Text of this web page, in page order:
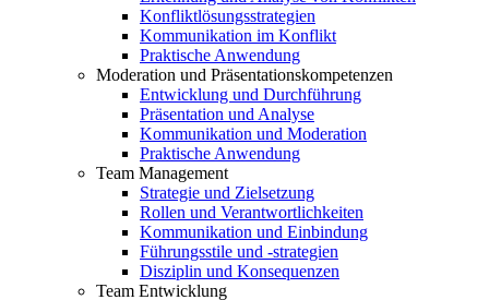
Konfliktlösungsstrategien
Kommunikation im Konflikt
Praktische Anwendung
Moderation und Präsentationskompetenzen
Entwicklung und Durchführung
Präsentation und Analyse
Kommunikation und Moderation
Praktische Anwendung
Team Management
Strategie und Zielsetzung
Rollen und Verantwortlichkeiten
Kommunikation und Einbindung
Führungsstile und -strategien
Disziplin und Konsequenzen
Team Entwicklung